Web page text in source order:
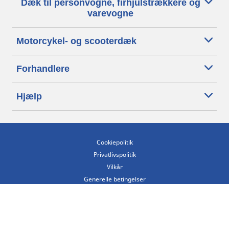
Dæk til personvogne, firhjulstrækkere og
varevogne
Motorcykel- og scooterdæk
Forhandlere
Hjælp
Cookiepolitik
Privatlivspolitik
Vilkår
Generelle betingelser